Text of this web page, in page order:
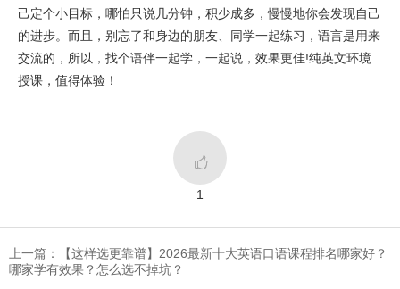
己定个小目标，哪怕只说几分钟，积少成多，慢慢地你会发现自己
的进步。而且，别忘了和身边的朋友、同学一起练习，语言是用来
交流的，所以，找个语伴一起学，一起说，效果更佳!纯英文环境
授课，值得体验！

1
上一篇：【这样选更靠谱】2026最新十大英语口语课程排名哪家好？
哪家学有效果？怎么选不掉坑？